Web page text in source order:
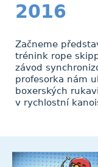
2016
Začneme
trénink rope
závod
profesorka nám
boxerských
v rychlostní